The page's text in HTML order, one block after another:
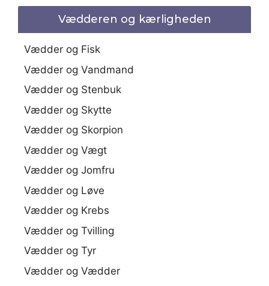
Vædderen og kærligheden
Vædder og Fisk
Vædder og Vandmand
Vædder og Stenbuk
Vædder og Skytte
Vædder og Skorpion
Vædder og Vægt
Vædder og Jomfru
Vædder og Løve
Vædder og Krebs
Vædder og Tvilling
Vædder og Tyr
Vædder og Vædder